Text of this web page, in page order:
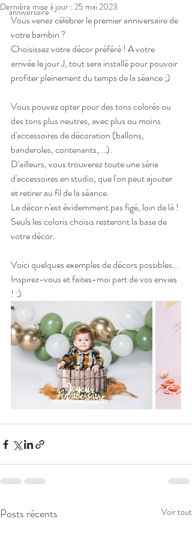
anniversaire
Dernière mise à jour : 25 mai 2023
Vous venez célébrer le premier anniversaire de
votre bambin ?
Choisissez votre décor préféré ! A votre
arrivée le jour J, tout sera installé pour pouvoir
profiter pleinement du temps de la séance ;)
Vous pouvez opter pour des tons colorés ou
des tons plus neutres, avec plus ou moins
d'accessoires de décoration (ballons,
banderoles, contenants,...).
D'ailleurs, vous trouverez toute une série
d'accessoires en studio, que l'on peut ajouter
et retirer au fil de la séance.
Le décor n'est évidemment pas figé, loin de là !
Seuls les coloris choisis resteront la base de
votre décor.
Voici quelques exemples de décors possibles...
Inspirez-vous et faites-moi part de vos envies
! :)
Posts récents Voir tout